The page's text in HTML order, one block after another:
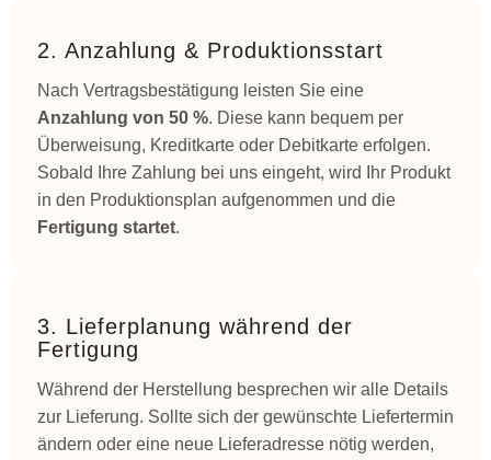
2. Anzahlung & Produktionsstart
Nach Vertragsbestätigung leisten Sie eine
Anzahlung von 50 %. Diese kann bequem per
Überweisung, Kreditkarte oder Debitkarte erfolgen.
Sobald Ihre Zahlung bei uns eingeht, wird Ihr Produkt
in den Produktionsplan aufgenommen und die
Fertigung startet.
3. Lieferplanung während der
Fertigung
Während der Herstellung besprechen wir alle Details
zur Lieferung. Sollte sich der gewünschte Liefertermin
ändern oder eine neue Lieferadresse nötig werden,